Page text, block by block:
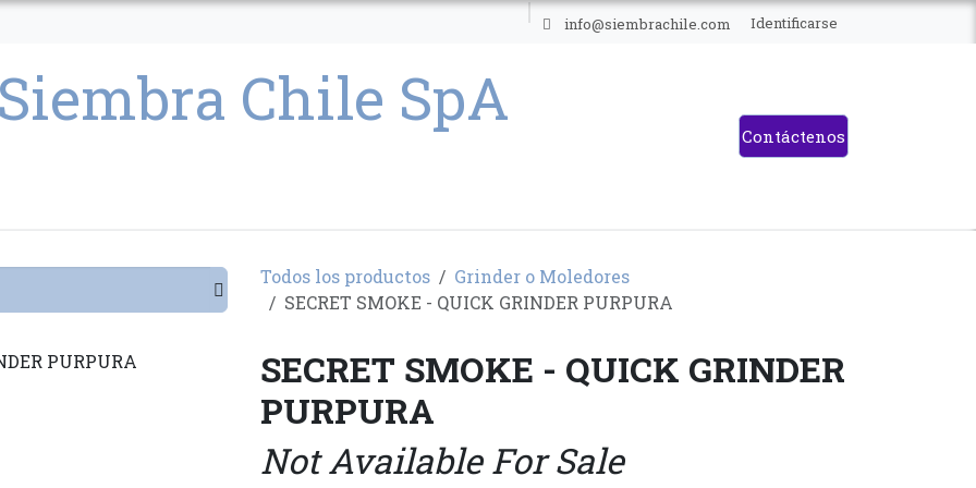
info@siembrachile.com Identificarse
Contáctenos
Todos los productos
Grinder o Moledores
SECRET SMOKE - QUICK GRINDER PURPURA
SECRET SMOKE - QUICK GRINDER
PURPURA
Not Available For Sale